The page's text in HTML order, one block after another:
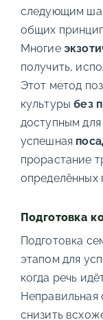
следующим
общих
Многие
получить,
Этот метод
культурыбез
доступным
успешная
прорастание
определённых
Подготовка
Подготовка
этапом для
когда речь
Неправильная
снизить